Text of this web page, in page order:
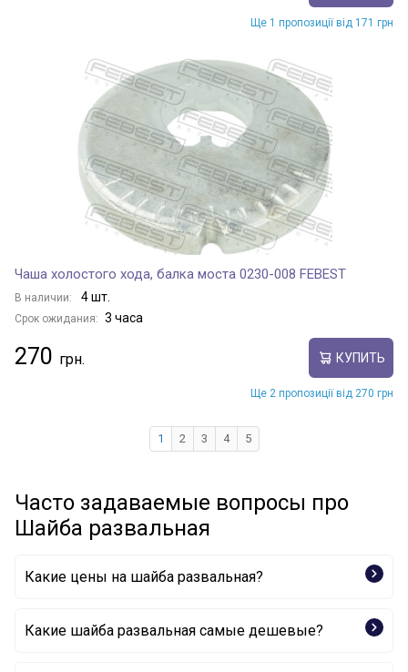
Ще 1 пропозиції від 171 грн
Чаша холостого хода, балка моста 0230-008 FEBEST
В наличии: 4 шт.
Срок ожидания: 3 часа
270 КУПИТЬ
Ще 2 пропозиції від 270 грн
1 2 3 4 5
Часто задаваемые вопросы про
Шайба развальная
Какие цены на шайба развальная?
Какие шайба развальная самые дешевые?